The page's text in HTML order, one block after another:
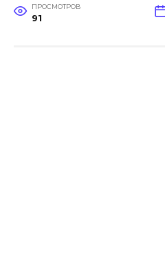
ПРОСМОТРОВ
91